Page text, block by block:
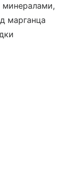
марганца